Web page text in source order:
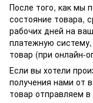
После того, как мы
состояние товара,
рабочих дней на
платежную
товар (при онлайн-
Если вы хотели
получения нами от
товар отправляем